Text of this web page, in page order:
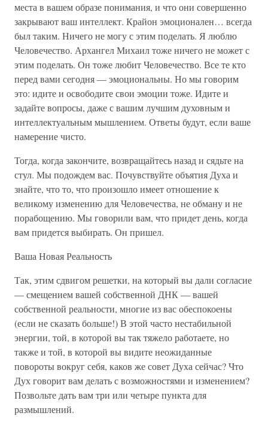
места в вашем образе понимания, и что они совершенно
закрывают ваш интеллект. Крайон эмоционален… всегда
был таким. Ничего не могу с этим поделать. Я люблю
Человечество. Архангел Михаил тоже ничего не может с
этим поделать. Он тоже любит Человечество. Все те кто
перед вами сегодня — эмоциональны. Но мы говорим
это: идите и освободите свои эмоции тоже. Идите и
задайте вопросы, даже с вашим лучшим духовным и
интеллектуальным мышлением. Ответы будут, если ваше
намерение чисто.
Тогда, когда закончите, возвращайтесь назад и сядьте на
стул. Мы подождем вас. Почувствуйте объятия Духа и
знайте, что то, что произошло имеет отношение к
великому изменению для Человечества, не обману и не
порабощению. Мы говорили вам, что придет день, когда
вам придется выбирать. Он пришел.
Ваша Новая Реальность
Так, этим сдвигом решетки, на который вы дали согласие
— смещением вашей собственной ДНК — вашей
собственной реальности, многие из вас обеспокоены
(если не сказать больше!) В этой часто нестабильной
энергии, той, в которой вы так тяжело работаете, но
также и той, в которой вы видите неожиданные
повороты вокруг себя, каков же совет Духа сейчас? Что
Дух говорит вам делать с возможностями и изменением?
Позвольте дать вам три или четыре пункта для
размышлений.